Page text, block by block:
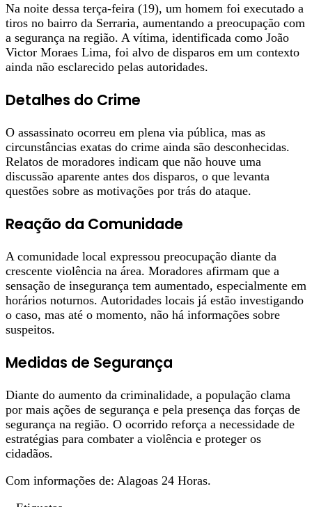
Na noite dessa terça-feira (19), um homem foi executado a
tiros no bairro da Serraria, aumentando a preocupação com
a segurança na região. A vítima, identificada como João
Victor Moraes Lima, foi alvo de disparos em um contexto
ainda não esclarecido pelas autoridades.
Detalhes do Crime
O assassinato ocorreu em plena via pública, mas as
circunstâncias exatas do crime ainda são desconhecidas.
Relatos de moradores indicam que não houve uma
discussão aparente antes dos disparos, o que levanta
questões sobre as motivações por trás do ataque.
Reação da Comunidade
A comunidade local expressou preocupação diante da
crescente violência na área. Moradores afirmam que a
sensação de insegurança tem aumentado, especialmente em
horários noturnos. Autoridades locais já estão investigando
o caso, mas até o momento, não há informações sobre
suspeitos.
Medidas de Segurança
Diante do aumento da criminalidade, a população clama
por mais ações de segurança e pela presença das forças de
segurança na região. O ocorrido reforça a necessidade de
estratégias para combater a violência e proteger os
cidadãos.
Com informações de: Alagoas 24 Horas.